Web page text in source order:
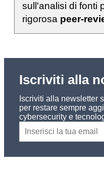
sull'analisi di fonti
rigorosa peer-
Iscriviti alla
Iscriviti alla newsletter
per restare sempre
cybersecurity e